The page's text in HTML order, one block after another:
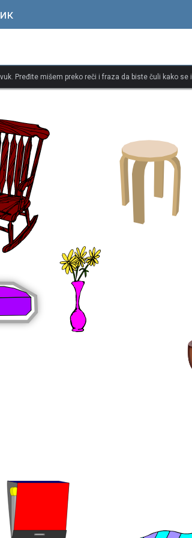
Pređite mišem preko reči i fraza da biste čuli kako se